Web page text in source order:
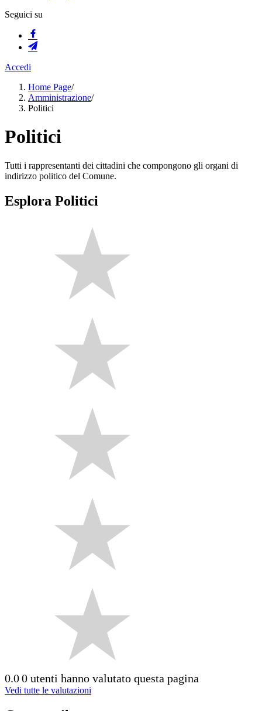
Seguici su
Accedi
Home Page/
Amministrazione/
Politici
Politici
Tutti i rappresentanti dei cittadini che compongono gli organi di
indirizzo politico del Comune.
Esplora Politici
0.00 utenti hanno valutato questa pagina
Vedi tutte le valutazioni